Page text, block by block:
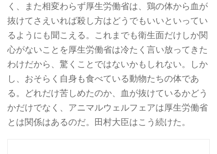
く、また相変わらず厚生労働省は、鶏の体から血が
抜けてさえいれば殺し方はどうでもいいといってい
るようにも聞こえる。これまでも衛生面だけしか関
心がないことを厚生労働省は冷たく言い放ってきた
わけだから、驚くことではないかもしれない。しか
し、おそらく自身も食べている動物たちの体であ
る。どれだけ苦しめたのか、血が抜けているかどう
かだけでなく、アニマルウェルフェアは厚生労働省
とは関係はあるのだ。田村大臣はこう続けた。